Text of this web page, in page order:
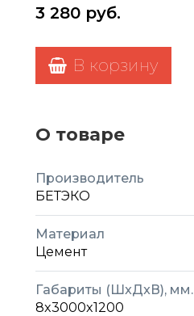
3 280 руб.
В корзину
О товаре
Производитель
БЕТЭКО
Материал
Цемент
Габариты (ШxДxВ), мм.
8x3000x1200